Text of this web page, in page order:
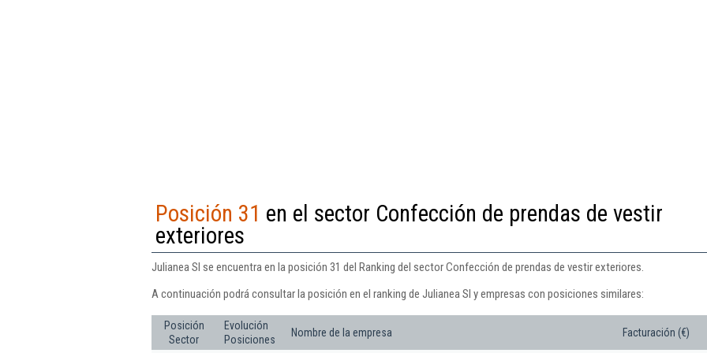
Posición 31 en el sector Confección de prendas de vestir
exteriores
Julianea Sl se encuentra en la posición 31 del Ranking del sector Confección de prendas de vestir exteriores.
A continuación podrá consultar la posición en el ranking de Julianea Sl y empresas con posiciones similares:
Posición
Sector
Evolución
Posiciones
Nombre de la empresa Facturación (€)